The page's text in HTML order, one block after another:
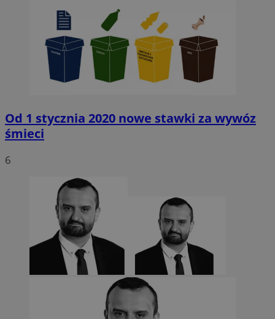
Od 1 stycznia 2020 nowe stawki za wywóz
śmieci
6